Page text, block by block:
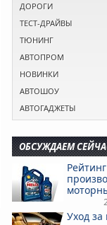
ДОРОГИ
ТЕСТ-ДРАЙВЫ
ТЮНИНГ
АВТОПРОМ
НОВИНКИ
АВТОШОУ
АВТОГАДЖЕТЫ
ОБСУЖДАЕМ
Рейтинг
Уход за